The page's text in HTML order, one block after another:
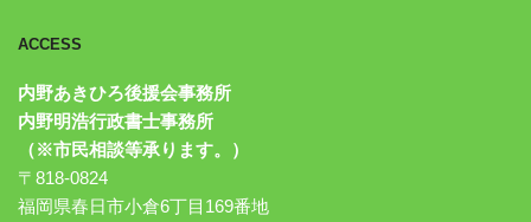
ACCESS
内野あきひろ後援会事務所
内野明浩行政書士事務所
（※市民相談等承ります。）
〒818-0824
福岡県春日市小倉6丁目169番地